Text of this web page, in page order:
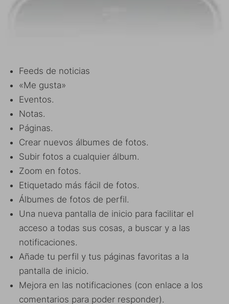
Feeds de noticias
«Me gusta»
Eventos.
Notas.
Páginas.
Crear nuevos álbumes de fotos.
Subir fotos a cualquier álbum.
Zoom en fotos.
Etiquetado más fácil de fotos.
Álbumes de fotos de perfil.
Una nueva pantalla de inicio para facilitar el
acceso a todas sus cosas, a buscar y a las
notificaciones.
Añade tu perfil y tus páginas favoritas a la
pantalla de inicio.
Mejora en las notificaciones (con enlace a los
comentarios para poder responder).